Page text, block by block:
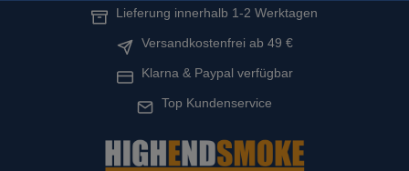
Lieferung innerhalb 1-2 Werktagen
Versandkostenfrei ab 49 €
Klarna & Paypal verfügbar
Top Kundenservice